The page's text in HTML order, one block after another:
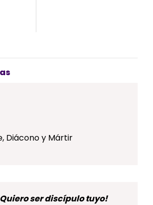
Diácono y Mártir
ser discípulo tuyo!